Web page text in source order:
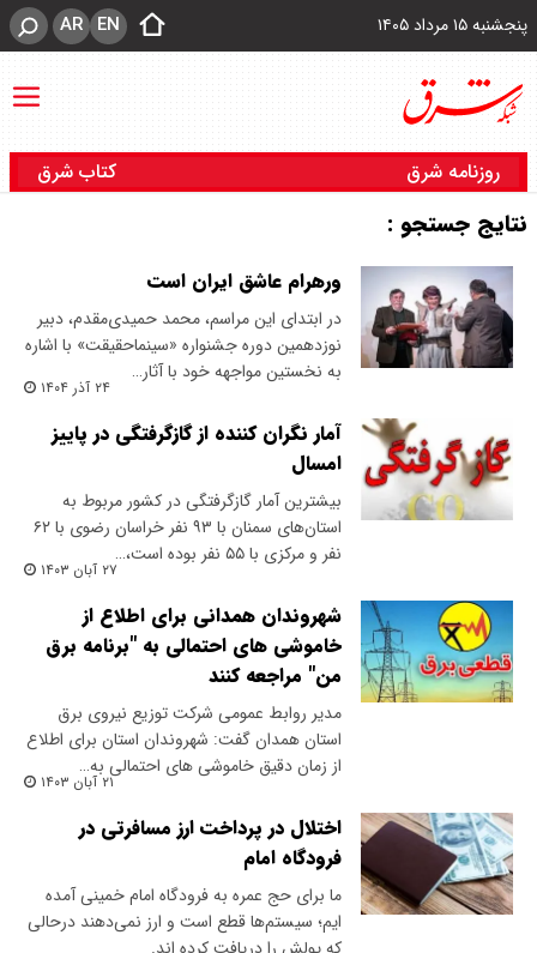
پنجشنبه ۱۵ مرداد ۱۴۰۵ EN
AR
روزنامه شرق کتاب شرق
نتایج جستجو :
ورهرام عاشق ایران است
در ابتدای این مراسم، محمد حمیدی‌مقدم، دبیر
نوزدهمین دوره جشنواره «سینماحقیقت» با اشاره
به نخستین مواجهه خود با آثار…
۲۴ آذر ۱۴۰۴
آمار نگران کننده از گازگرفتگی در پاییز
امسال
بیشترین آمار گازگرفتگی در کشور مربوط به
استان‌های سمنان با ۹۳ نفر خراسان رضوی با ۶۲
نفر و مرکزی با ۵۵ نفر بوده است،…
۲۷ آبان ۱۴۰۳
شهروندان همدانی برای اطلاع از
خاموشی های احتمالی به "برنامه برق
من" مراجعه کنند
مدیر روابط عمومی شرکت توزیع نیروی برق
استان همدان گفت: شهروندان استان برای اطلاع
از زمان دقیق خاموشی های احتمالی به…
۲۱ آبان ۱۴۰۳
اختلال در پرداخت ارز مسافرتی در
فرودگاه امام
ما برای حج عمره به فرودگاه امام خمینی آمده
ایم؛ سیستم‌ها قطع است و ارز نمی‌دهند درحالی